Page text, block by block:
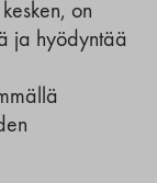
on
ja hyödyntää